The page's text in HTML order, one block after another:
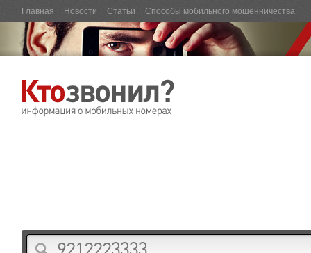
Главная Новости Статьи Способы мобильного мошенничества